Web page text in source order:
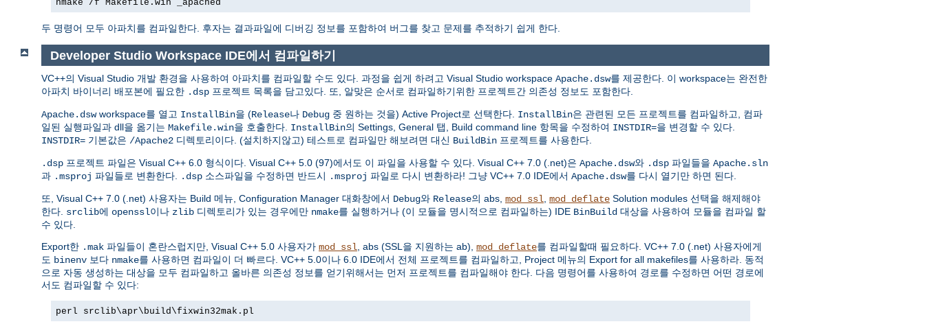
nmake /f Makefile.win _apached
두 명령어 모두 아파치를 컴파일한다. 후자는 결과파일에 디버깅 정보를 포함하여 버그를 찾고 문제를 추적하기 쉽게 한다.
Developer Studio Workspace IDE에서 컴파일하기
VC++의 Visual Studio 개발 환경을 사용하여 아파치를 컴파일할 수도 있다. 과정을 쉽게 하려고 Visual Studio workspace Apache.dsw를 제공한다. 이 workspace는 완전한
아파치 바이너리 배포본에 필요한 .dsp 프로젝트 목록을 담고있다. 또, 알맞은 순서로 컴파일하기위한 프로젝트간 의존성 정보도 포함한다.
Apache.dswworkspace를 열고 InstallBin을 (Release나 Debug 중 원하는 것을) Active Project로 선택한다. InstallBin은 관련된 모든 프로젝트를 컴파일하고, 컴파
일된 실행파일과 dll을 옮기는 Makefile.win을 호출한다. InstallBin의 Settings, General 탭, Build command line 항목을 수정하여 INSTDIR=을 변경할 수 있다.
INSTDIR= 기본값은 /Apache2 디렉토리이다. (설치하지않고) 테스트로 컴파일만 해보려면 대신 BuildBin 프로젝트를 사용한다.
.dsp 프로젝트 파일은 Visual C++ 6.0 형식이다. Visual C++ 5.0 (97)에서도 이 파일을 사용할 수 있다. Visual C++ 7.0 (.net)은 Apache.dsw와 .dsp 파일들을 Apache.sln
과 .msproj 파일들로 변환한다. .dsp 소스파일을 수정하면 반드시 .msproj 파일로 다시 변환하라! 그냥 VC++ 7.0 IDE에서 Apache.dsw를 다시 열기만 하면 된다.
또, Visual C++ 7.0 (.net) 사용자는 Build 메뉴, Configuration Manager 대화창에서 Debug와 Release의 abs, mod_ssl, mod_deflate Solution modules 선택을 해제해야
한다. srclib에 openssl이나 zlib 디렉토리가 있는 경우에만 nmake를 실행하거나 (이 모듈을 명시적으로 컴파일하는) IDE BinBuild 대상을 사용하여 모듈을 컴파일 할
수 있다.
Export한 .mak 파일들이 혼란스럽지만, Visual C++ 5.0 사용자가 mod_ssl, abs (SSL을 지원하는 ab), mod_deflate를 컴파일할때 필요하다. VC++ 7.0 (.net) 사용자에게
도 binenv 보다 nmake를 사용하면 컴파일이 더 빠르다. VC++ 5.0이나 6.0 IDE에서 전체 프로젝트를 컴파일하고, Project 메뉴의 Export for all makefiles를 사용하라. 동적
으로 자동 생성하는 대상을 모두 컴파일하고 올바른 의존성 정보를 얻기위해서는 먼저 프로젝트를 컴파일해야 한다. 다음 명령어를 사용하여 경로를 수정하면 어떤 경로에
서도 컴파일할 수 있다:
perl srclib\apr\build\fixwin32mak.pl